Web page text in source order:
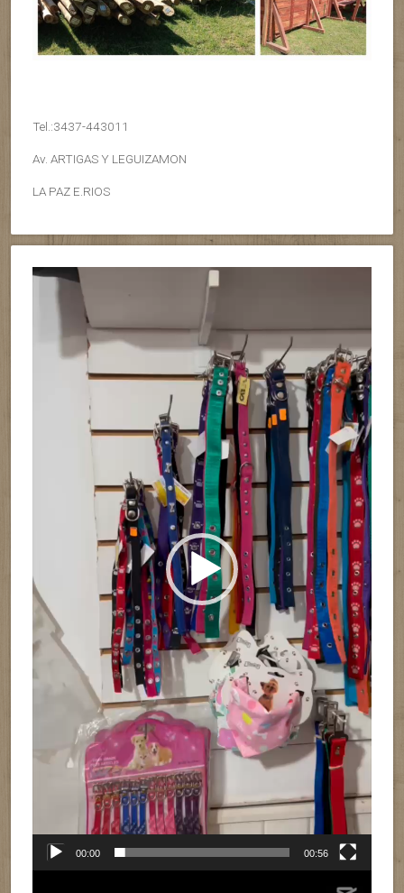
Tel.:3437-443011
Av. ARTIGAS Y LEGUIZAMON
LA PAZ E.RIOS
Reproductor
00:00 00:56